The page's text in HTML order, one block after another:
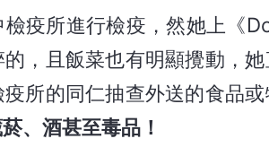
疫所進行檢疫，然她上《
，且飯菜也有明顯攪動，
所的同仁抽查外送的食品
、酒甚至毒品！